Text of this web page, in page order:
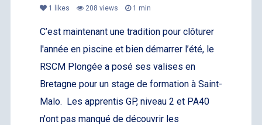
1
likes 208 views 1 min
C’est maintenant une tradition pour clôturer
l'année en piscine et bien démarrer l’été, le
RSCM Plongée a posé ses valises en
Bretagne pour un stage de formation à Saint-
Malo. Les apprentis GP, niveau 2 et PA40
n'ont pas manqué de découvrir les